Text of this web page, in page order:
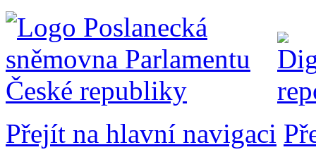
Přejít na hlavní navigaci